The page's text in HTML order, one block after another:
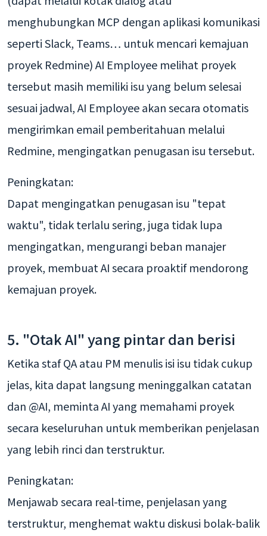
menghubungkan MCP dengan aplikasi komunikasi
seperti Slack, Teams… untuk mencari kemajuan
proyek Redmine) AI Employee melihat proyek
tersebut masih memiliki isu yang belum selesai
sesuai jadwal, AI Employee akan secara otomatis
mengirimkan email pemberitahuan melalui
Redmine, mengingatkan penugasan isu tersebut.
Peningkatan:
Dapat mengingatkan penugasan isu "tepat
waktu", tidak terlalu sering, juga tidak lupa
mengingatkan, mengurangi beban manajer
proyek, membuat AI secara proaktif mendorong
kemajuan proyek.
5. "Otak AI" yang pintar dan berisi
Ketika staf QA atau PM menulis isi isu tidak cukup
jelas, kita dapat langsung meninggalkan catatan
dan @AI, meminta AI yang memahami proyek
secara keseluruhan untuk memberikan penjelasan
yang lebih rinci dan terstruktur.
Peningkatan:
Menjawab secara real-time, penjelasan yang
terstruktur, menghemat waktu diskusi bolak-balik